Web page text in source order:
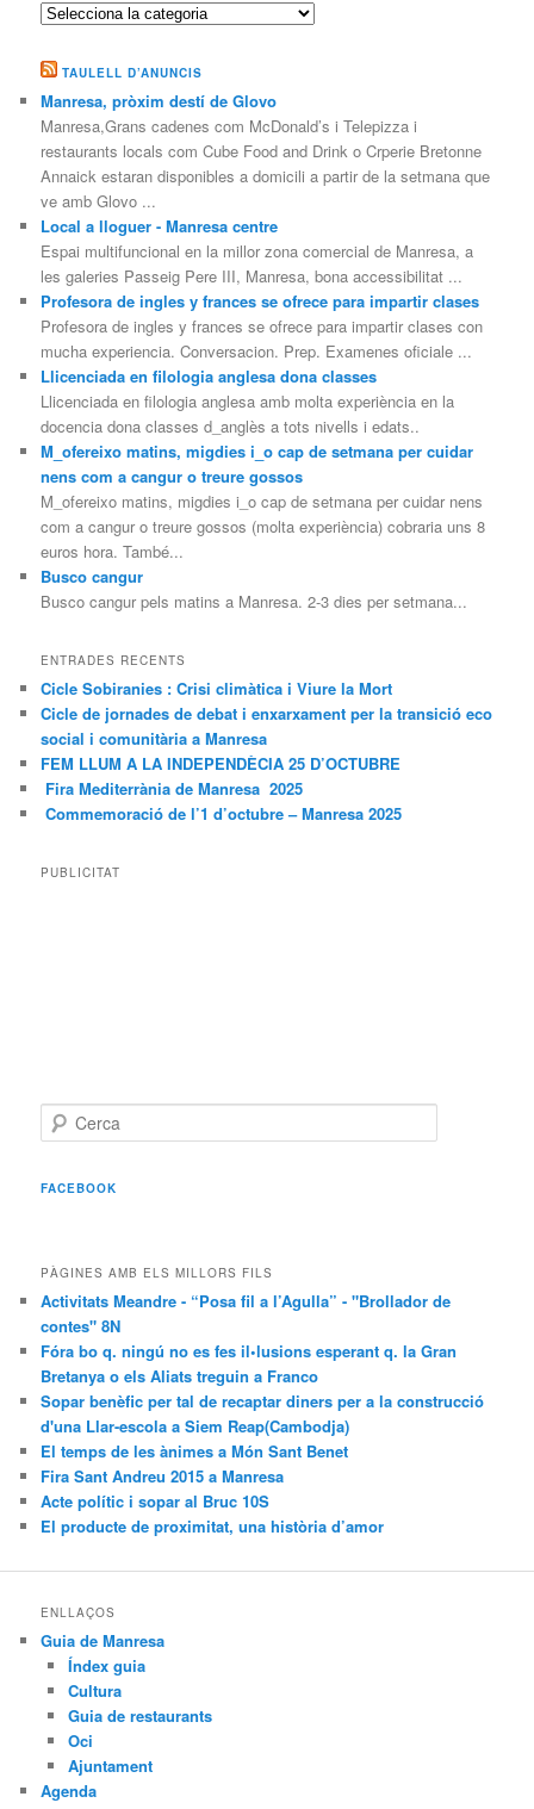
Categories
TAULELL D’ANUNCIS
Manresa, pròxim destí de Glovo
Manresa,Grans cadenes com McDonald’s i Telepizza i
restaurants locals com Cube Food and Drink o Crperie Bretonne
Annaick estaran disponibles a domicili a partir de la setmana que
ve amb Glovo ...
Local a lloguer - Manresa centre
Espai multifuncional en la millor zona comercial de Manresa, a
les galeries Passeig Pere III, Manresa, bona accessibilitat ...
Profesora de ingles y frances se ofrece para impartir clases
Profesora de ingles y frances se ofrece para impartir clases con
mucha experiencia. Conversacion. Prep. Examenes oficiale ...
Llicenciada en filologia anglesa dona classes
Llicenciada en filologia anglesa amb molta experiència en la
docencia dona classes d_anglès a tots nivells i edats..
M_ofereixo matins, migdies i_o cap de setmana per cuidar
nens com a cangur o treure gossos
M_ofereixo matins, migdies i_o cap de setmana per cuidar nens
com a cangur o treure gossos (molta experiència) cobraria uns 8
euros hora. També...
Busco cangur
Busco cangur pels matins a Manresa. 2-3 dies per setmana...
ENTRADES RECENTS
Cicle Sobiranies : Crisi climàtica i Viure la Mort
Cicle de jornades de debat i enxarxament per la transició eco
social i comunitària a Manresa
FEM LLUM A LA INDEPENDÈCIA 25 D’OCTUBRE
Fira Mediterrània de Manresa 2025
Commemoració de l’1 d’octubre – Manresa 2025
PUBLICITAT
e
c
FACEBOOK
PÀGINES AMB ELS MILLORS FILS
Activitats Meandre - “Posa fil a l’Agulla” - "Brollador de
contes" 8N
Fóra bo q. ningú no es fes il•lusions esperant q. la Gran
Bretanya o els Aliats treguin a Franco
Sopar benèfic per tal de recaptar diners per a la construcció
d'una Llar-escola a Siem Reap(Cambodja)
El temps de les ànimes a Món Sant Benet
Fira Sant Andreu 2015 a Manresa
Acte polític i sopar al Bruc 10S
El producte de proximitat, una història d’amor
ENLLAÇOS
Guia de Manresa
Índex guia
Cultura
Guia de restaurants
Oci
Ajuntament
Agenda